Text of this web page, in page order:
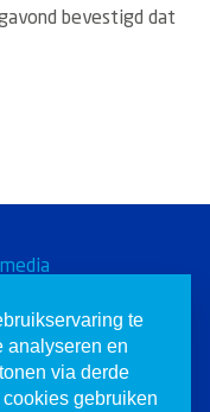
bevestigd dat
voor
te
analyseren en
via derde
gebruiken